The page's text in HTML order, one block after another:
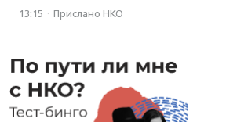
13:15 · Прислано НКО